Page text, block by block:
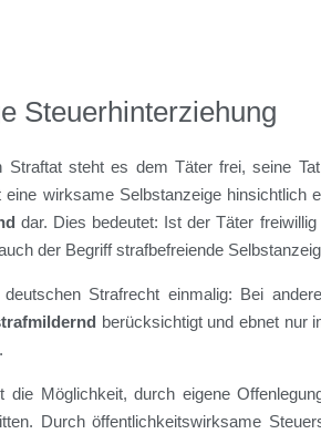
Steuerhinterziehung
Straftat steht es dem Täter frei, seine
wirksame Selbstanzeige hinsichtlich
dar. Dies bedeutet: Ist der Täter
der Begriff strafbefreiende
Strafrecht einmalig: Bei
berücksichtigt und ebnet nur
Möglichkeit, durch eigene
Durch öffentlichkeitswirksame